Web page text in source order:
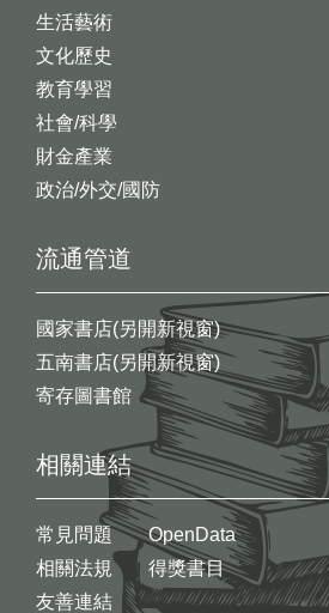
生活藝術
文化歷史
教育學習
社會/科學
財金產業
政治/外交/國防
流通管道
國家書店(另開新視窗)
五南書店(另開新視窗)
寄存圖書館
相關連結
常見問題
相關法規
友善連結
OpenData
得獎書目